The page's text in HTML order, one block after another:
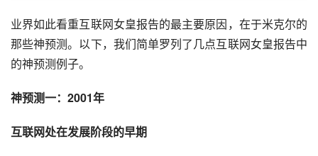
业界如此看重互联网女皇报告的最主要原因，在于米克尔的
那些神预测。以下，我们简单罗列了几点互联网女皇报告中
的神预测例子。
神预测一：2001年
互联网处在发展阶段的早期